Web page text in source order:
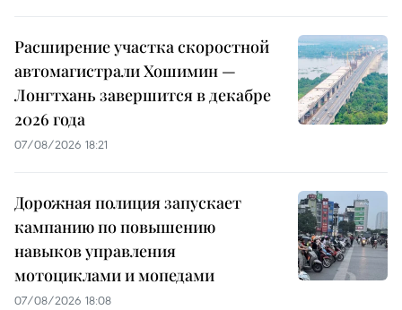
Расширение участка скоростной
автомагистрали Хошимин —
Лонгтхань завершится в декабре
2026 года
07/08/2026 18:21
Дорожная полиция запускает
кампанию по повышению
навыков управления
мотоциклами и мопедами
07/08/2026 18:08